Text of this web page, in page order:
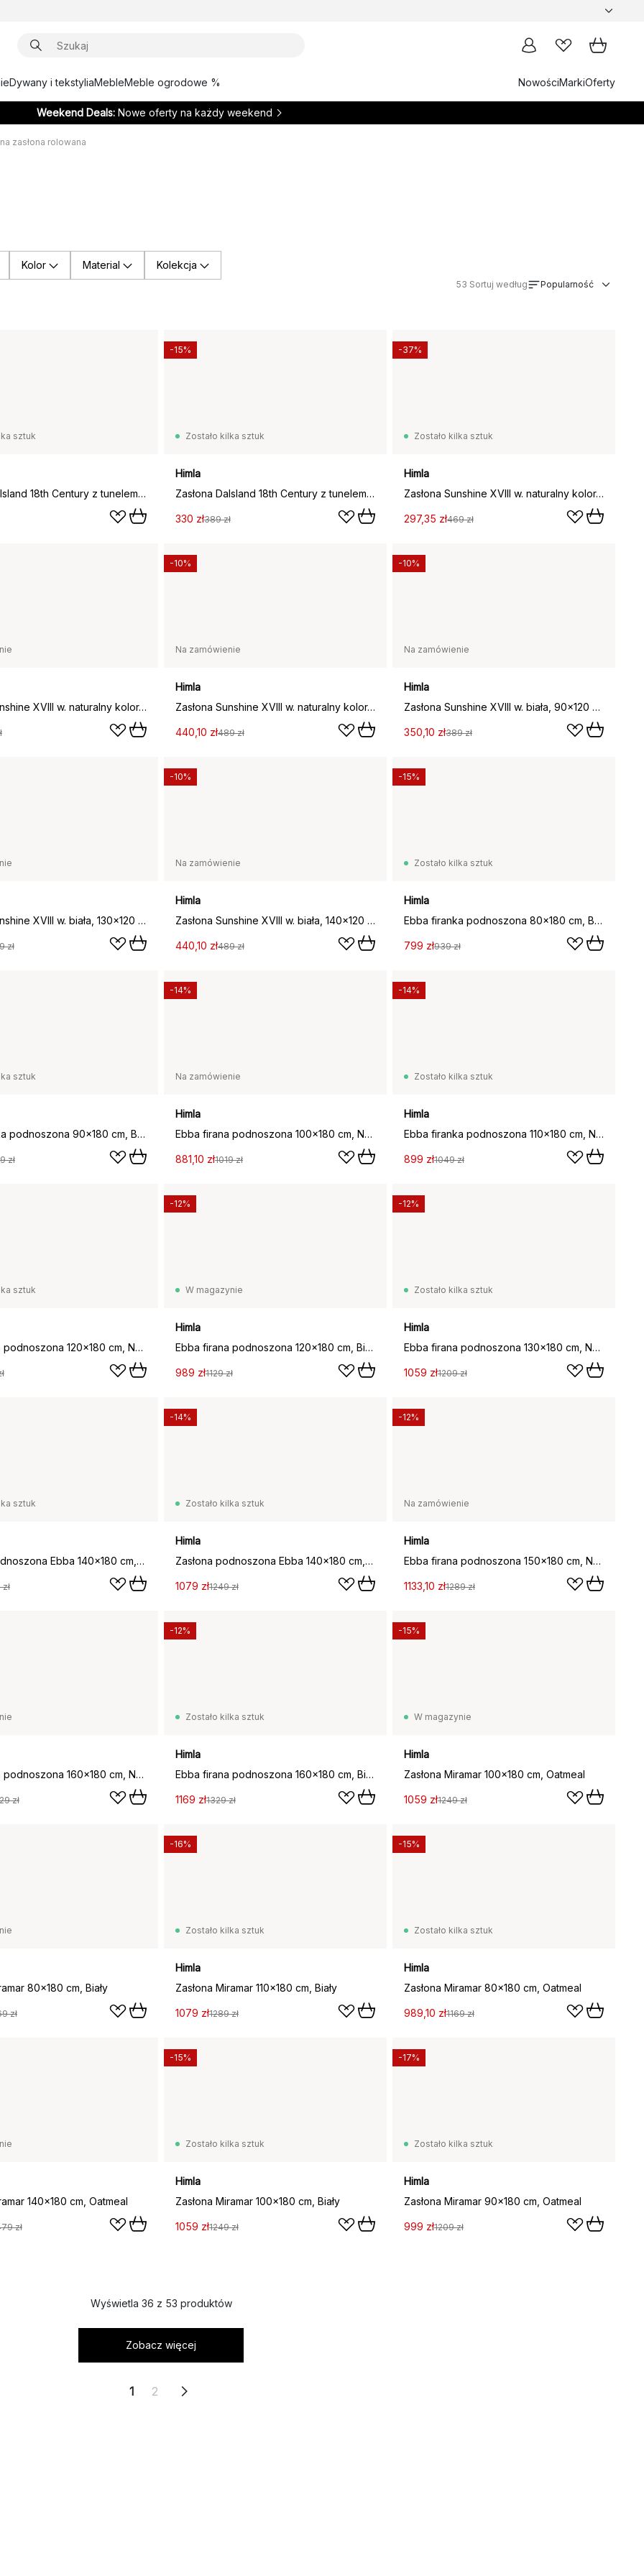
Dywany i tekstyliaMebleMeble ogrodowe % NowościMarkiOferty
Weekend Deals: Nowe oferty na każdy weekend
zasłona rolowana
Kolor Material Kolekcja
53 Sortuj według Popularność
sztuk
Zasłona Dalsland 18th Century z tunelem, 100x120 cm
Zostało kilka sztuk
Himla
Zasłona Dalsland 18th Century z tunelem, 110x120 cm
330 zł389 zł
-15%
Zostało kilka sztuk
Himla
Zasłona Sunshine XVIII w. naturalny kolor, 130x120 cm
297,35 zł469 zł
-37%
Zasłona Sunshine XVIII w. naturalny kolor, 90x120 cm
Na zamówienie
Himla
Zasłona Sunshine XVIII w. naturalny kolor, 140x120 cm
440,10 zł489 zł
-10%
Na zamówienie
Himla
Zasłona Sunshine XVIII w. biała, 90x120 cm
350,10 zł389 zł
-10%
Zasłona Sunshine XVIII w. biała, 130x120 cm
zł
Na zamówienie
Himla
Zasłona Sunshine XVIII w. biała, 140x120 cm
440,10 zł489 zł
-10%
Zostało kilka sztuk
Himla
Ebba firanka podnoszona 80x180 cm, Biały
799 zł939 zł
-15%
sztuk
Ebba firanka podnoszona 90x180 cm, Biały
zł
Na zamówienie
Himla
Ebba firana podnoszona 100x180 cm, Naturalne
881,10 zł1019 zł
-14%
Zostało kilka sztuk
Himla
Ebba firanka podnoszona 110x180 cm, Naturalne
899 zł1049 zł
-14%
sztuk
Ebba firana podnoszona 120x180 cm, Naturalne
W magazynie
Himla
Ebba firana podnoszona 120x180 cm, Biały
989 zł1129 zł
-12%
Zostało kilka sztuk
Himla
Ebba firana podnoszona 130x180 cm, Naturalne
1059 zł1209 zł
-12%
sztuk
Zasłona podnoszona Ebba 140x180 cm, Naturalne
Zostało kilka sztuk
Himla
Zasłona podnoszona Ebba 140x180 cm, Biały
1079 zł1249 zł
-14%
Na zamówienie
Himla
Ebba firana podnoszona 150x180 cm, Naturalne
1133,10 zł1289 zł
-12%
Ebba firana podnoszona 160x180 cm, Naturalne
zł
Zostało kilka sztuk
Himla
Ebba firana podnoszona 160x180 cm, Biały
1169 zł1329 zł
-12%
W magazynie
Himla
Zasłona Miramar 100x180 cm, Oatmeal
1059 zł1249 zł
-15%
80x180 cm, Biały
zł
Zostało kilka sztuk
Himla
Zasłona Miramar 110x180 cm, Biały
1079 zł1289 zł
-16%
Zostało kilka sztuk
Himla
Zasłona Miramar 80x180 cm, Oatmeal
989,10 zł1169 zł
-15%
140x180 cm, Oatmeal
zł
Zostało kilka sztuk
Himla
Zasłona Miramar 100x180 cm, Biały
1059 zł1249 zł
-15%
Zostało kilka sztuk
Himla
Zasłona Miramar 90x180 cm, Oatmeal
999 zł1209 zł
-17%
Wyświetla 36 z 53 produktów
Zobacz więcej
1 2